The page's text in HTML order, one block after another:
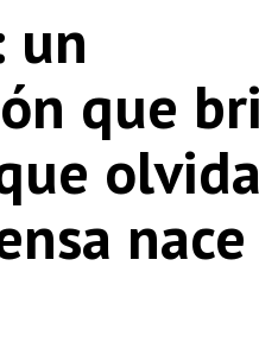
un
que
olvida